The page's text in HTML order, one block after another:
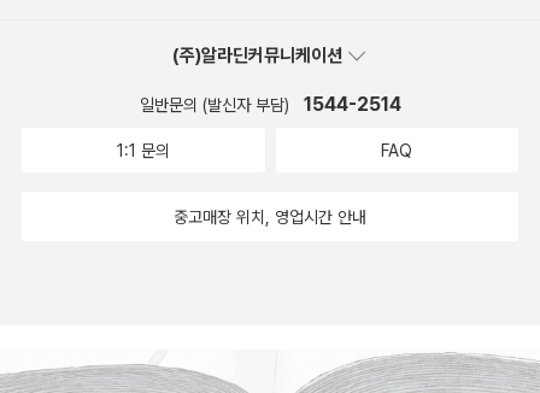
나아가 건강을 유지, 관리하는 방법까지 바꾸어놓고 있다. 심지어 칫
야기에서 100세 건강을 위한 구강관리법을 상세히 알게 하고, 나아
가 현대 의학의 최신 흐름을 이해하고 구강건강은 물론 전신건강 위
(주)알라딘커뮤니케이션
일반문의 (발신자 부담) 1544-2514
1:1 문의 FAQ
중고매장 위치, 영업시간 안내